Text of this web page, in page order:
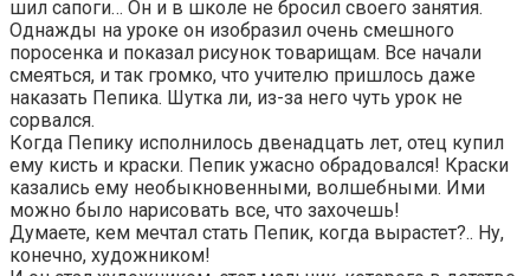
шил сапоги… Он и в школе не бросил своего занятия.
Однажды на уроке он изобразил очень смешного
поросенка и показал рисунок товарищам. Все начали
смеяться, и так громко, что учителю пришлось даже
наказать Пепика. Шутка ли, из-за него чуть урок не
сорвался.
Когда Пепику исполнилось двенадцать лет, отец купил
ему кисть и краски. Пепик ужасно обрадовался! Краски
казались ему необыкновенными, волшебными. Ими
можно было нарисовать все, что захочешь!
Думаете, кем мечтал стать Пепик, когда вырастет?.. Ну,
конечно, художником!